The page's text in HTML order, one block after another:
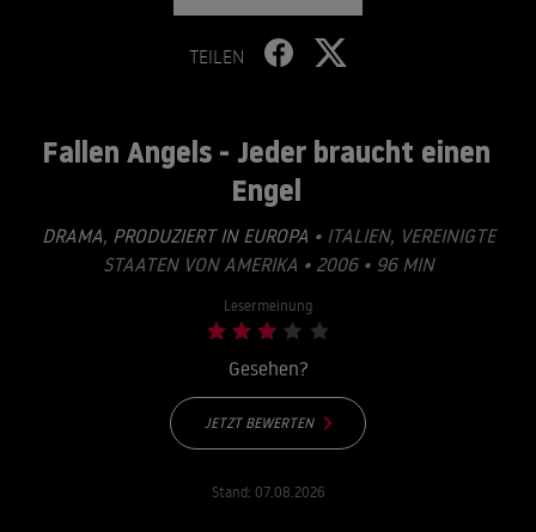
TEILEN
Fallen Angels - Jeder braucht einen
Engel
DRAMA, PRODUZIERT IN EUROPA • ITALIEN, VEREINIGTE
STAATEN VON AMERIKA • 2006 • 96 MIN
Lesermeinung
Gesehen?
JETZT BEWERTEN
Stand: 07.08.2026